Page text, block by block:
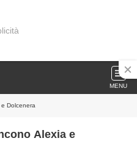
MENU
Dolcenera
Alexia e